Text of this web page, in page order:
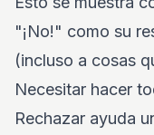
"¡No!" como su
(incluso a cosas
Necesitar hacer
Rechazar ayuda